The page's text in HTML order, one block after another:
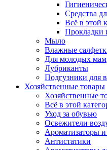
Средства
Всё в этой
Прокладки
Мыло
Влажные
Для молодых мам
Лубриканты
Подгузники для
Хозяйственные товары
Хозяйственные
Всё в этой
Уход за обувью
Освежители
Ароматизаторы
Антистатики